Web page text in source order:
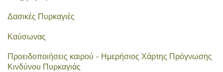
Δασικές Πυρκαγιές
Καύσωνας
Προειδοποιήσεις καιρού - Ημερήσιος Χάρτης Πρόγνωσης
Κινδύνου Πυρκαγιάς